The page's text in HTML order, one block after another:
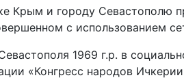
Крым и городу Севастополю
с использованием
1969 г.р. в
«Конгресс народов